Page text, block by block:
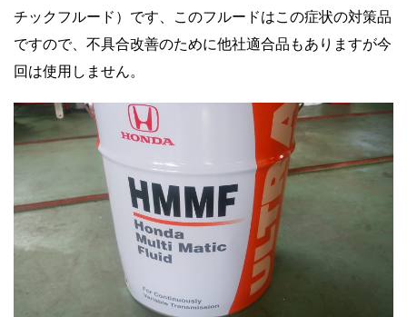
チックフルード）です、このフルードはこの症状の対策品
ですので、不具合改善のために他社適合品もありますが今
回は使用しません。